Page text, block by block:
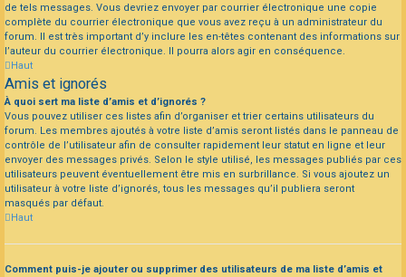
de tels messages. Vous devriez envoyer par courrier électronique une copie
complète du courrier électronique que vous avez reçu à un administrateur du
forum. Il est très important d’y inclure les en-têtes contenant des informations sur
l’auteur du courrier électronique. Il pourra alors agir en conséquence.
Haut
Amis et ignorés
À quoi sert ma liste d’amis et d’ignorés ?
Vous pouvez utiliser ces listes afin d’organiser et trier certains utilisateurs du
forum. Les membres ajoutés à votre liste d’amis seront listés dans le panneau de
contrôle de l’utilisateur afin de consulter rapidement leur statut en ligne et leur
envoyer des messages privés. Selon le style utilisé, les messages publiés par ces
utilisateurs peuvent éventuellement être mis en surbrillance. Si vous ajoutez un
utilisateur à votre liste d’ignorés, tous les messages qu’il publiera seront
masqués par défaut.
Haut
Comment puis-je ajouter ou supprimer des utilisateurs de ma liste d’amis et